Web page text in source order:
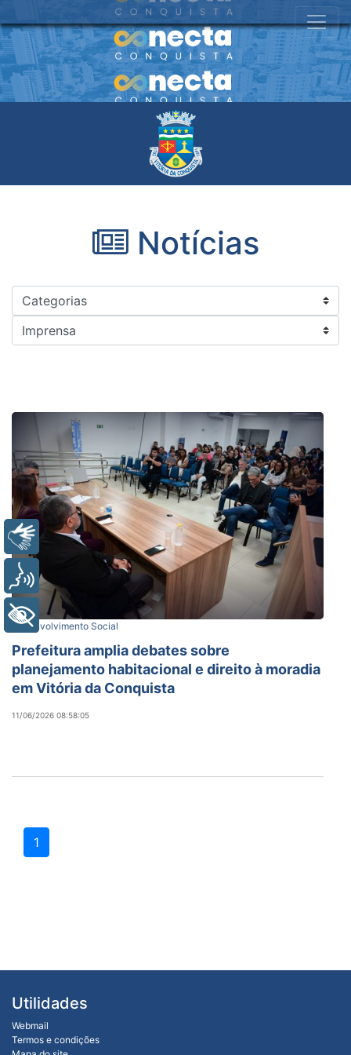
Notícias
Desenvolvimento Social
Prefeitura amplia debates sobre
planejamento habitacional e direito à moradia
em Vitória da Conquista
11/06/2026 08:58:05
1
Utilidades
Webmail
Termos e condições
Libras
+ Acessibilidade